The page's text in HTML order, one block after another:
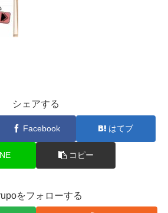
シェアする
Facebook はてブ
コピー
をフォローする